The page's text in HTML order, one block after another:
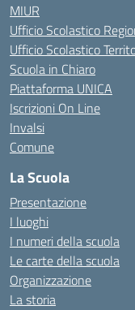
MIUR
Ufficio Scolastico
Ufficio Scolastico
Scuola in Chiaro
Piattaforma UNICA
Iscrizioni On Line
Invalsi
Comune
La Scuola
Presentazione
I luoghi
I numeri della scuola
Le carte della scuola
Organizzazione
La storia